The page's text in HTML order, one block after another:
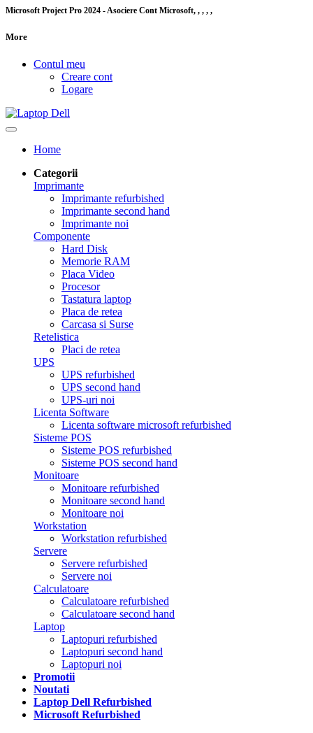
Microsoft Project Pro 2024 - Asociere Cont Microsoft, , , , ,
More
Contul meu
Creare cont
Logare
Home
Categorii
Imprimante
Imprimante refurbished
Imprimante second hand
Imprimante noi
Componente
Hard Disk
Memorie RAM
Placa Video
Procesor
Tastatura laptop
Placa de retea
Carcasa si Surse
Retelistica
Placi de retea
UPS
UPS refurbished
UPS second hand
UPS-uri noi
Licenta Software
Licenta software microsoft refurbished
Sisteme POS
Sisteme POS refurbished
Sisteme POS second hand
Monitoare
Monitoare refurbished
Monitoare second hand
Monitoare noi
Workstation
Workstation refurbished
Servere
Servere refurbished
Servere noi
Calculatoare
Calculatoare refurbished
Calculatoare second hand
Laptop
Laptopuri refurbished
Laptopuri second hand
Laptopuri noi
Promotii
Noutati
Laptop Dell Refurbished
Microsoft Refurbished